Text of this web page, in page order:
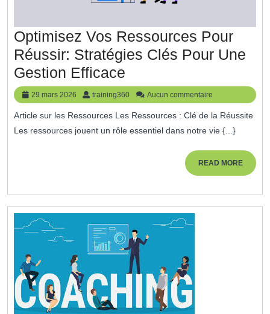
Optimisez Vos Ressources Pour
Réussir: Stratégies Clés Pour Une
Gestion Efficace
Vos
Ressources
Pour
Stratégies
Pour
Une
Gestion
Efficace
29 mars 2026
29
mars
2026
training360 training360
Aucun commentaire
Article sur les Ressources Les Ressources : Clé de la Réussite
Les ressources jouent un rôle essentiel dans notre vie {...}
READ MOREREAD
MORE